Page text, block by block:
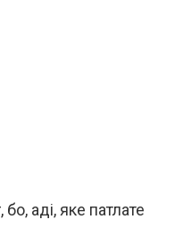
аді, яке патлате